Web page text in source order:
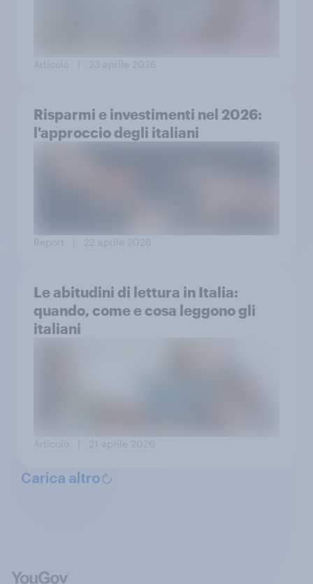
Articolo | 23 aprile 2026
Risparmi e investimenti nel 2026:
l'approccio degli italiani
Report | 22 aprile 2026
Le abitudini di lettura in Italia:
quando, come e cosa leggono gli
italiani
Articolo | 21 aprile 2026
Carica altro